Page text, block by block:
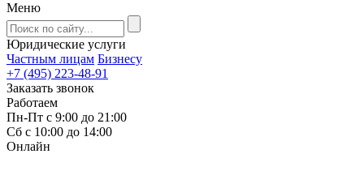
Меню
Юридические услуги
Частным лицам Бизнесу
+7 (495) 223-48-91
Заказать звонок
Работаем
Пн-Пт с 9:00 до 21:00
Сб с 10:00 до 14:00
Онлайн